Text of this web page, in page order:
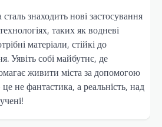
знаходить нові застосування
таких як водневі
матеріали, стійкі до
Уявіть собі майбутнє, де
живити міста за допомогою
не фантастика, а реальність, над